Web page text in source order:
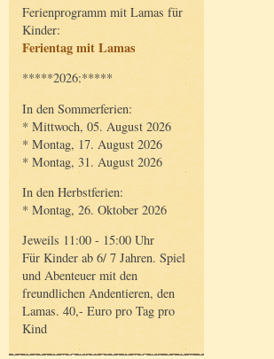
Ferienprogramm mit Lamas für
Kinder:
Ferientag mit Lamas
*****2026:*****
In den Sommerferien:
* Mittwoch, 05. August 2026
* Montag, 17. August 2026
* Montag, 31. August 2026
In den Herbstferien:
* Montag, 26. Oktober 2026
Jeweils 11:00 - 15:00 Uhr
Für Kinder ab 6/ 7 Jahren. Spiel
und Abenteuer mit den
freundlichen Andentieren, den
Lamas. 40,- Euro pro Tag pro
Kind